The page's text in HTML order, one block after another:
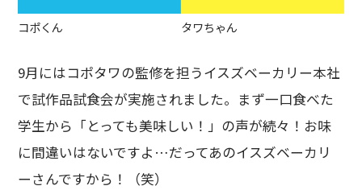
コポくん タワちゃん
9月にはコポタワの監修を担うイスズベーカリー本社
で試作品試食会が実施されました。まず一口食べた
学生から「とっても美味しい！」の声が続々！お味
に間違いはないですよ…だってあのイスズベーカリ
ーさんですから！（笑）